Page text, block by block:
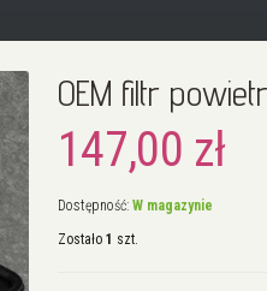
OEM filtr
147,00 zł
Dostępność: W magazynie
Zostało 1 szt.